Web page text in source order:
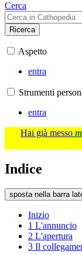
Cerca
Ricerca
Aspetto
entra
Strumenti
entra
Hai già messo
Indice
sposta nella barra
Inizio
1 L'annuncio
2 L'apertura
3 Il